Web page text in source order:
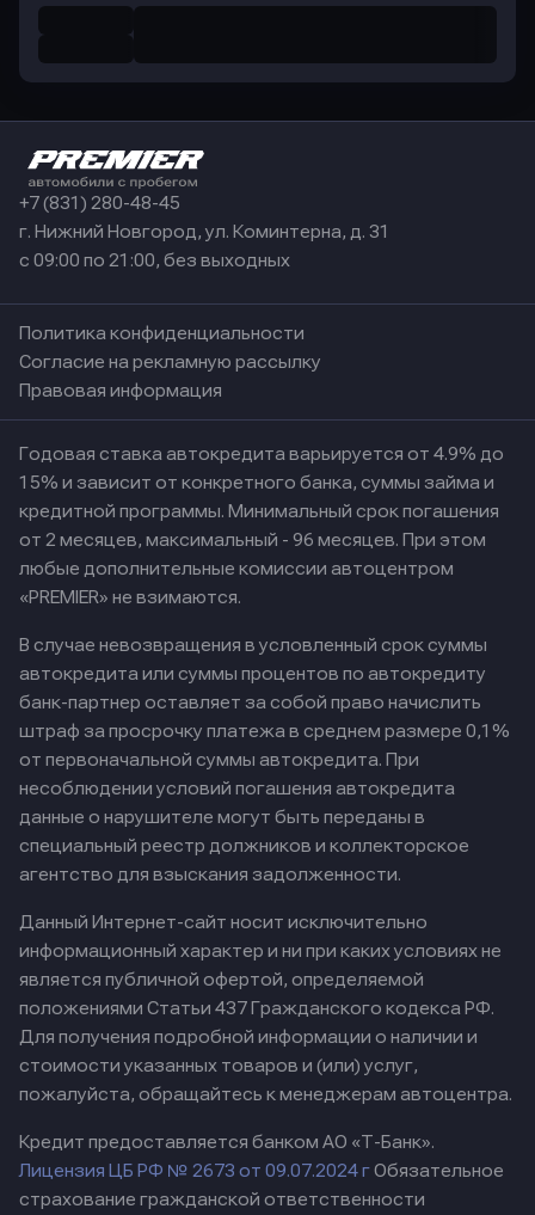
+7 (831) 280-48-45
г. Нижний Новгород, ул. Коминтерна, д. 31
с 09:00 по 21:00, без выходных
Политика конфиденциальности
Согласие на рекламную рассылку
Правовая информация
Годовая ставка автокредита варьируется от 4.9% до
15% и зависит от конкретного банка, суммы займа и
кредитной программы. Минимальный срок погашения
от 2 месяцев, максимальный - 96 месяцев. При этом
любые дополнительные комиссии автоцентром
«PREMIER» не взимаются.
В случае невозвращения в условленный срок суммы
автокредита или суммы процентов по автокредиту
банк-партнер оставляет за собой право начислить
штраф за просрочку платежа в среднем размере 0,1%
от первоначальной суммы автокредита. При
несоблюдении условий погашения автокредита
данные о нарушителе могут быть переданы в
специальный реестр должников и коллекторское
агентство для взыскания задолженности.
Данный Интернет-сайт носит исключительно
информационный характер и ни при каких условиях не
является публичной офертой, определяемой
положениями Статьи 437 Гражданского кодекса РФ.
Для получения подробной информации о наличии и
стоимости указанных товаров и (или) услуг,
пожалуйста, обращайтесь к менеджерам автоцентра.
Кредит предоставляется банком АО «Т-Банк».
Лицензия ЦБ РФ № 2673 от 09.07.2024 гОбязательное
страхование гражданской ответственности